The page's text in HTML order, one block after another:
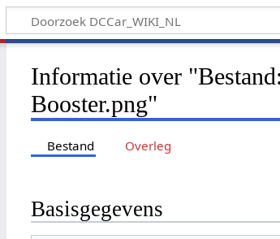
Informatie over
Booster.png"
Bestand Overleg
Basisgegevens